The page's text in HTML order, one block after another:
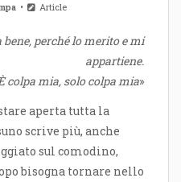
Article
perché lo merito e mi
appartiene.
colpa mia, solo colpa mia»
aperta tutta la
scrive più, anche
sul comodino,
bisogna tornare nello